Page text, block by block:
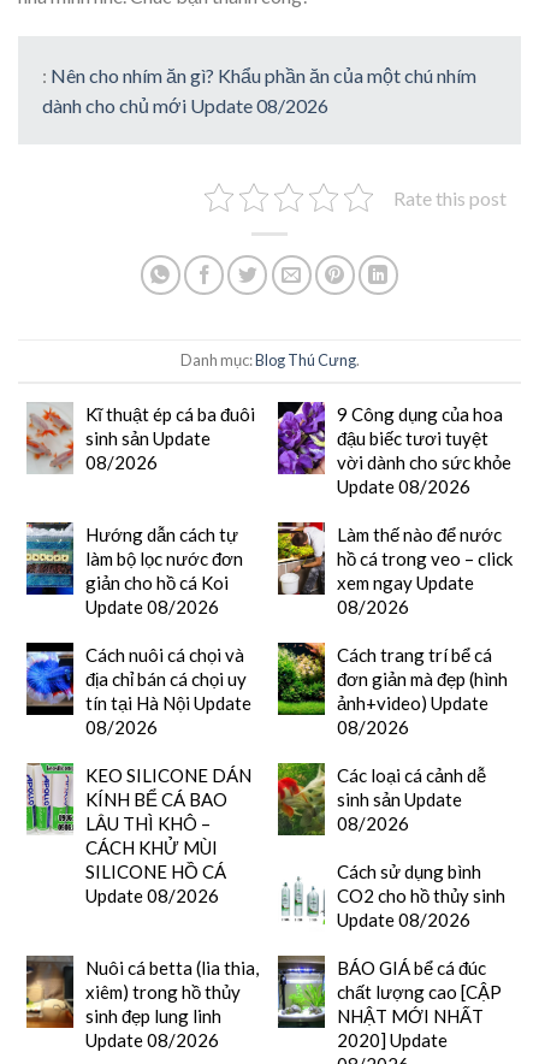
: Nên cho nhím ăn gì? Khẩu phần ăn của một chú nhím
dành cho chủ mới Update 08/2026
Rate this post
Danh mục:Blog Thú Cưng.
Kĩ thuật ép cá ba đuôi
sinh sản Update
08/2026
9 Công dụng của hoa
đậu biếc tươi tuyệt
vời dành cho sức khỏe
Update 08/2026
Hướng dẫn cách tự
làm bộ lọc nước đơn
giản cho hồ cá Koi
Update 08/2026
Làm thế nào để nước
hồ cá trong veo – click
xem ngay Update
08/2026
Cách nuôi cá chọi và
địa chỉ bán cá chọi uy
tín tại Hà Nội Update
08/2026
Cách trang trí bể cá
đơn giản mà đẹp (hình
ảnh+video) Update
08/2026
KEO SILICONE DÁN
KÍNH BỂ CÁ BAO
LÂU THÌ KHÔ –
CÁCH KHỬ MÙI
SILICONE HỒ CÁ
Update 08/2026
Các loại cá cảnh dễ
sinh sản Update
08/2026
Cách sử dụng bình
CO2 cho hồ thủy sinh
Update 08/2026
Nuôi cá betta (lia thia,
xiêm) trong hồ thủy
sinh đẹp lung linh
Update 08/2026
BÁO GIÁ bể cá đúc
chất lượng cao [CẬP
NHẬT MỚI NHẤT
2020] Update